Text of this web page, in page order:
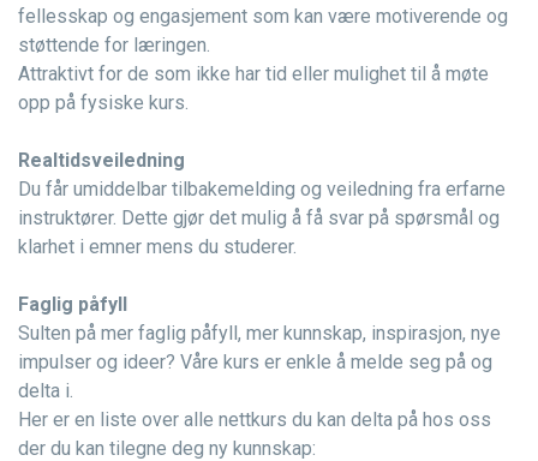
fellesskap og engasjement som kan være motiverende og
støttende for læringen.
Attraktivt for de som ikke har tid eller mulighet til å møte
opp på fysiske kurs.
Realtidsveiledning
Du får umiddelbar tilbakemelding og veiledning fra erfarne
instruktører. Dette gjør det mulig å få svar på spørsmål og
klarhet i emner mens du studerer.
Faglig påfyll
Sulten på mer faglig påfyll, mer kunnskap, inspirasjon, nye
impulser og ideer? Våre kurs er enkle å melde seg på og
delta i.
Her er en liste over alle nettkurs du kan delta på hos oss
der du kan tilegne deg ny kunnskap: